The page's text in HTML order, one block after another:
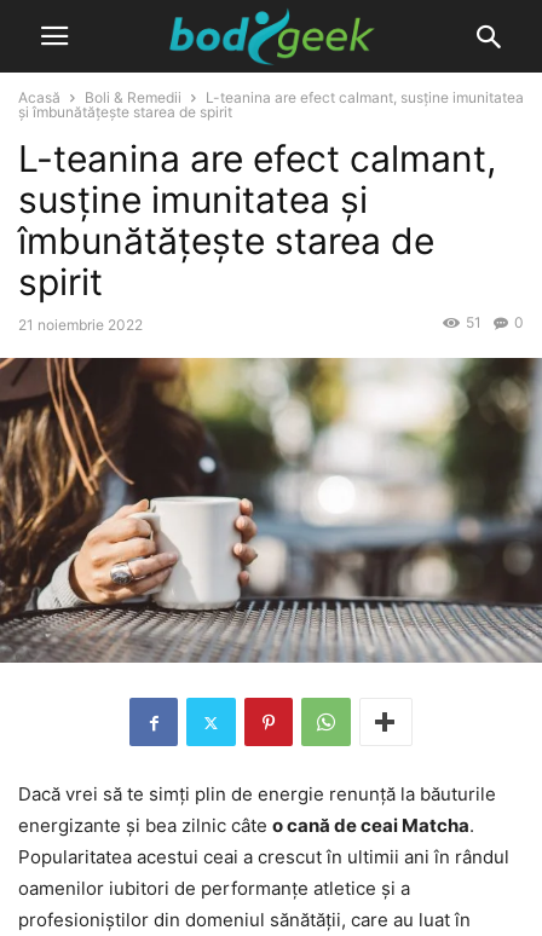
Acasă Boli & Remedii
L-teanina are efect calmant, susține imunitatea
și îmbunătățește starea de spirit
L-teanina are efect calmant,
susține imunitatea și
îmbunătățește starea de
spirit
21 noiembrie 2022 0
51
Dacă vrei să te simți plin de energie renunță la băuturile
energizante și bea zilnic câte o cană de ceai Matcha.
Popularitatea acestui ceai a crescut în ultimii ani în rândul
oamenilor iubitori de performanțe atletice și a
profesioniștilor din domeniul sănătății, care au luat în